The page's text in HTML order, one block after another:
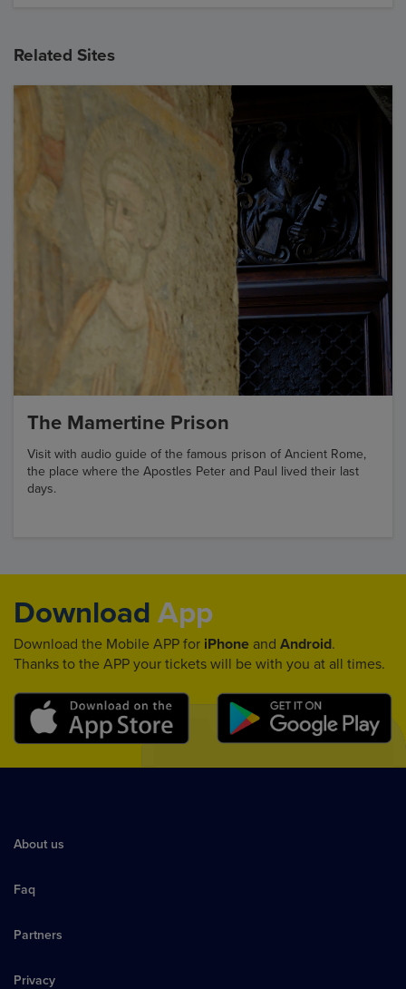
Related Sites
The Mamertine Prison
Visit with audio guide of the famous prison of Ancient Rome,
the place where the Apostles Peter and Paul lived their last
days.
Download App
Download the Mobile APP for iPhone and Android.
Thanks to the APP your tickets will be with you at all times.
About us
Faq
Partners
Privacy